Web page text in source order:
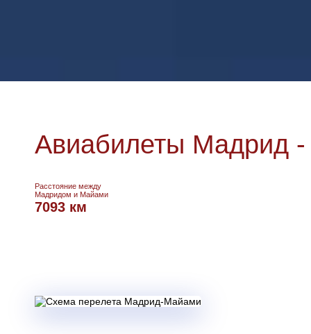
Авиабилеты Мадрид
Расстояние между
Мадридом и Майами
7093 км